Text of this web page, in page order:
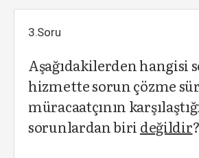
3.Soru
Aşağıdakilerden hangisi
hizmette sorun çözme
müracaatçının
sorunlardan biri değildir?